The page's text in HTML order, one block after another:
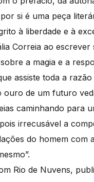
si é uma peça
à liberdade e à
Correia ao escrever
a magia e a
assiste toda a
ouro de um futuro
caminhando para
irrecusável a
do homem com
Rio de Nuvens,